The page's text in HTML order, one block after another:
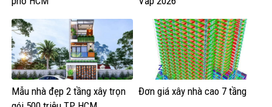
Mẫu nhà đẹp 2 tầng xây trọn
Đơn giá xây nhà cao 7 tầng